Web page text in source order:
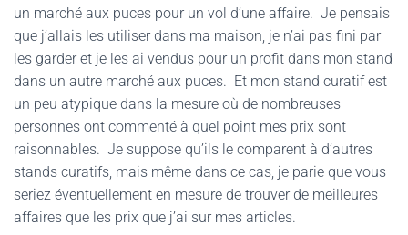
un marché aux puces pour un vol d’une affaire. Je pensais
que j’allais les utiliser dans ma maison, je n’ai pas fini par
les garder et je les ai vendus pour un profit dans mon stand
dans un autre marché aux puces. Et mon stand curatif est
un peu atypique dans la mesure où de nombreuses
personnes ont commenté à quel point mes prix sont
raisonnables. Je suppose qu’ils le comparent à d’autres
stands curatifs, mais même dans ce cas, je parie que vous
seriez éventuellement en mesure de trouver de meilleures
affaires que les prix que j’ai sur mes articles.